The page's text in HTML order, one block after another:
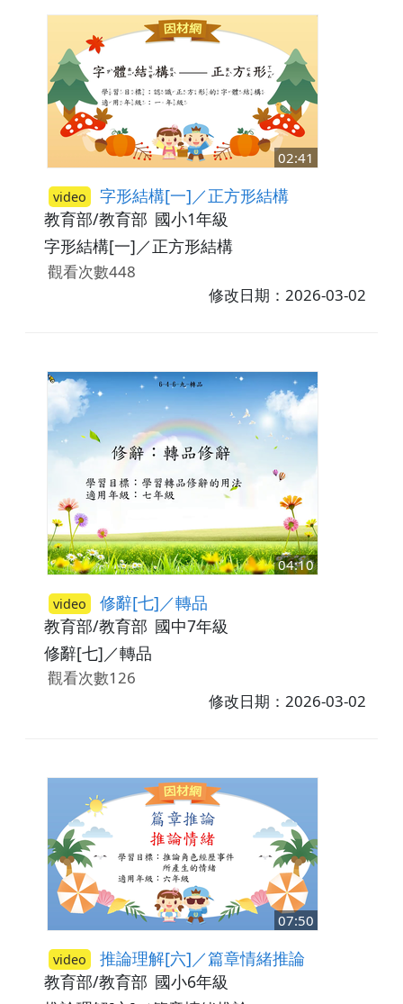
02:41
video 字形結構[一]／正方形結構
教育部/教育部 國小1年級
字形結構[一]／正方形結構
觀看次數448
修改日期：2026-03-02
04:10
video 修辭[七]／轉品
教育部/教育部 國中7年級
修辭[七]／轉品
觀看次數126
修改日期：2026-03-02
07:50
video 推論理解[六]／篇章情緒推論
教育部/教育部 國小6年級